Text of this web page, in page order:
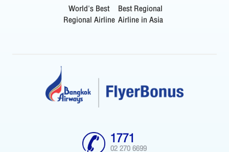
World's Best
Regional Airline
Best Regional
Airline in Asia
1771
02 270 6699